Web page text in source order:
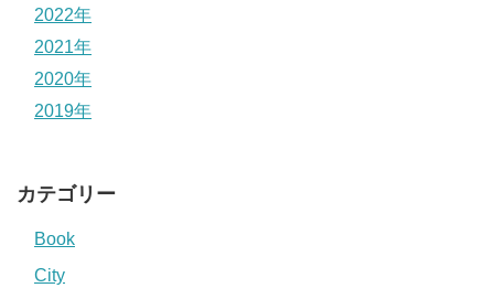
2022年
2021年
2020年
2019年
カテゴリー
Book
City